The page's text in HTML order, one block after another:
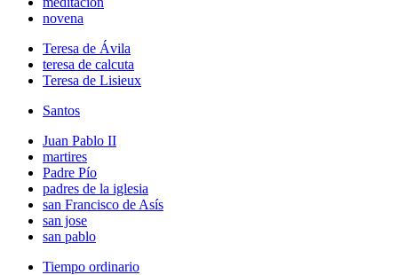
novena
Teresa de Ávila
teresa de calcuta
Teresa de Lisieux
Santos
Juan Pablo II
martires
Padre Pío
padres de la iglesia
san Francisco de Asís
san jose
san pablo
Tiempo ordinario